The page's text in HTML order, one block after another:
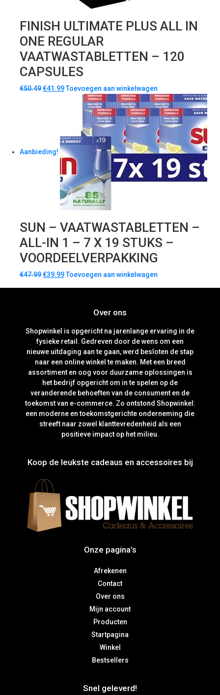
FINISH ULTIMATE PLUS ALL IN
ONE REGULAR
VAATWASTABLETTEN – 120
CAPSULES
€50.49€41.99Toevoegen aan winkelwagen
Aanbieding!
SUN – VAATWASTABLETTEN –
ALL-IN 1 – 7 X 19 STUKS –
VOORDEELVERPAKKING
€47.99€39.99Toevoegen aan winkelwagen
Over ons
Shopwinkel is opgericht na jarenlange ervaring in de
fysieke retail. Gedreven door de wens om een
nieuwe uitdaging aan te gaan, werd besloten de stap
naar een online winkel te maken. Met een breed
assortiment en oog voor duurzame oplossingen is
het bedrijf opgericht om in te spelen op de
veranderende behoeften van de consument en de
toekomst van e-commerce. Zo ontstond Shopwinkel:
een moderne en toekomstgerichte onderneming die
streeft naar zowel klanttevredenheid als een
positieve impact op het milieu.
Koop de leukste cadeaus en accessoires bij
Onze pagina’s
Afrekenen
Contact
Over ons
Mijn account
Producten
Startpagina
Winkel
Bestsellers
Snel geleverd!